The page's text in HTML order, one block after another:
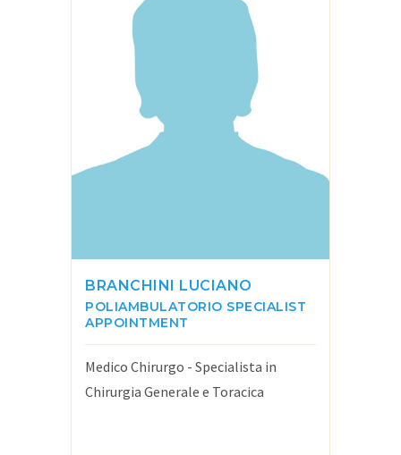
BRANCHINI LUCIANO
POLIAMBULATORIO SPECIALIST
APPOINTMENT
Medico Chirurgo - Specialista in
Chirurgia Generale e Toracica